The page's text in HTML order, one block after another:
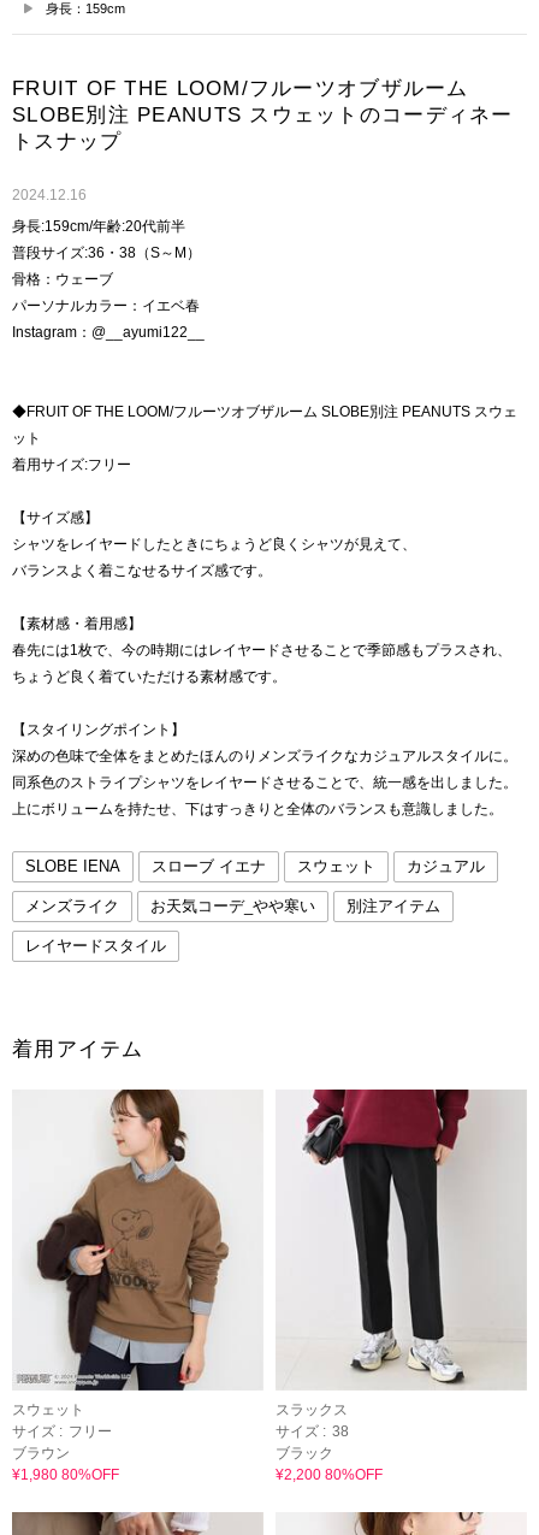
身長：159cm
FRUIT OF THE LOOM/フルーツオブザルーム
SLOBE別注 PEANUTS スウェットのコーディネー
トスナップ
2024.12.16
身長:159cm/年齢:20代前半
普段サイズ:36・38（S～M）
骨格：ウェーブ
パーソナルカラー：イエベ春
Instagram：@__ayumi122__
◆FRUIT OF THE LOOM/フルーツオブザルーム SLOBE別注 PEANUTS スウェ
ット
着用サイズ:フリー
【サイズ感】
シャツをレイヤードしたときにちょうど良くシャツが見えて、
バランスよく着こなせるサイズ感です。
【素材感・着用感】
春先には1枚で、今の時期にはレイヤードさせることで季節感もプラスされ、
ちょうど良く着ていただける素材感です。
【スタイリングポイント】
深めの色味で全体をまとめたほんのりメンズライクなカジュアルスタイルに。
同系色のストライプシャツをレイヤードさせることで、統一感を出しました。
上にボリュームを持たせ、下はすっきりと全体のバランスも意識しました。
SLOBE IENA スローブ イエナ スウェット カジュアル
メンズライク お天気コーデ_やや寒い 別注アイテム
レイヤードスタイル
着用アイテム
スウェット
サイズ : フリー
ブラウン
¥1,980 80%OFF
スラックス
サイズ : 38
ブラック
¥2,200 80%OFF